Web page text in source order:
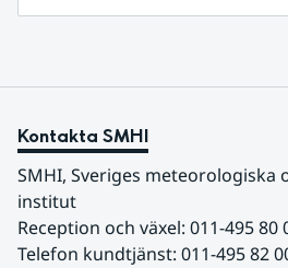
Kontakta SMHI
SMHI, Sveriges meteorologiska
institut
Reception och växel: 011-495 80
Telefon kundtjänst: 011-495 82